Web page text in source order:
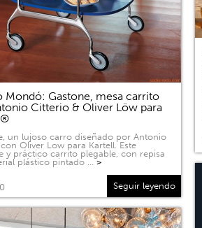
Mondó: Gastone, mesa carrito
Citterio & Oliver Löw para
un lujoso carro diseñado por Antonio
Oliver Low para Kartell. Este
y práctico carrito plegable, con repisa
plástico pintado …>
Seguir leyendo